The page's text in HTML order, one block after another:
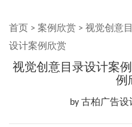
首页 > 案例欣赏 > 视觉创意
设计案例欣赏
视觉创意目录设计案
例
by 古柏广告设